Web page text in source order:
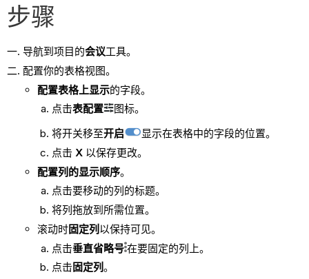
步骤
导航到项目的会议工具。
配置你的表格视图。
配置表格上显示的字段。
点击表配置
图标。
将开关移至开启
显示在表格中的字段的位置。
点击 X以保存更改。
配置列的显示顺序。
点击要移动的列的标题。
将列拖放到所需位置。
滚动时固定列 以保持可见。
点击垂直省略号 在要固定的列上。
点击 固定列。